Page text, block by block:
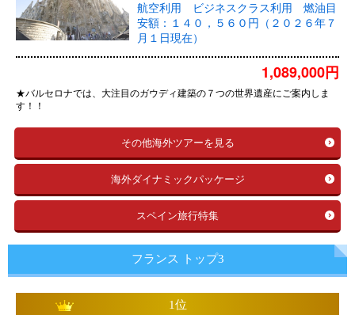
航空利用 ビジネスクラス利用 燃油目
安額：１４０，５６０円（２０２６年７
月１日現在）
1,089,000円
★バルセロナでは、大注目のガウディ建築の７つの世界遺産にご案内しま
す！！
その他海外ツアーを見る
海外ダイナミックパッケージ
スペイン旅行特集
フランス トップ3
1位